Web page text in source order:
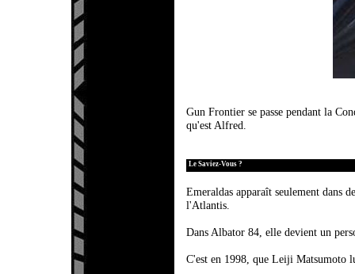
Gun Frontier se passe pendant la
qu'est Alfred.
Le Saviez-Vous ?
Emeraldas apparaît seulement dans
l'Atlantis.
Dans Albator 84, elle devient un
C'est en 1998, que Leiji Matsumoto